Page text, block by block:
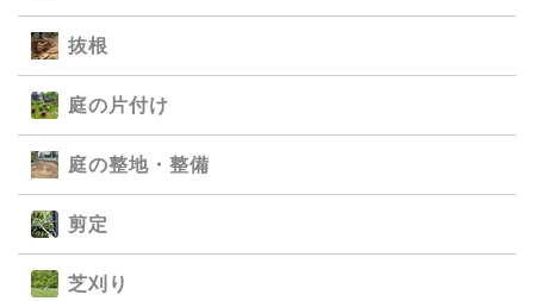
抜根
庭の⽚付け
庭の整地・整備
剪定
芝刈り